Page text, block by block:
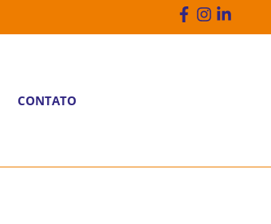
CONTATO